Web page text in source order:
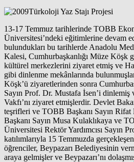
13-17 Temmuz tarihlerinde TOBB
Üniversitesi’ndeki eğitimlerine devam
bulundukları bu tarihlerde Anadolu
Kalesi, Cumhurbaşkanlığı Müze Köşk
kültürel merkezlerini ziyaret etmiş ve
gibi dinlenme mekânlarında
Köşk’ü ziyaretlerinden sonra
Sayın Prof. Dr. Mustafa İsen’i dinlemiş
Vakfı’nı ziyaret etmişlerdir. Devlet
teşrifleri ve TOBB Başkanı Sayın
Başkanı Sayın Musa Kulaklıkaya ve
Üniversitesi Rektör Yardımcısı Sayın
katılımlarıyla 15 Temmuzda
öğrenciler, Beypazarı Belediyesinin
araya gelmişler ve Beypazarı’nı